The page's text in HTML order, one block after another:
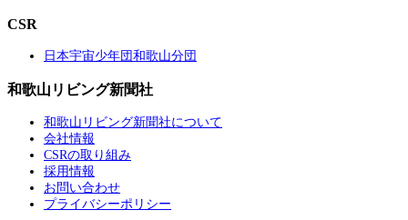
CSR
日本宇宙少年団和歌山分団
和歌山リビング新聞社
和歌山リビング新聞社について
会社情報
CSRの取り組み
採用情報
お問い合わせ
プライバシーポリシー